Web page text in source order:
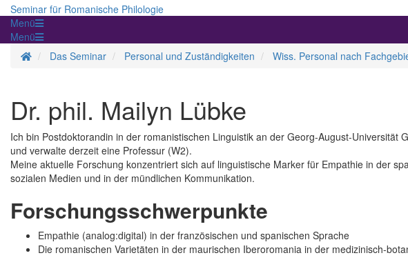
Seminar für Romanische Philologie
Menü
Menü
StartseiteDas Seminar Personal und Zuständigkeiten Wiss. Personal nach
Dr. phil. Mailyn Lübke
Ich bin Postdoktorandin in der romanistischen Linguistik an der Georg-August-Universität
und verwalte derzeit eine Professur (W2).
Meine aktuelle Forschung konzentriert sich auf linguistische Marker für Empathie in der
sozialen Medien und in der mündlichen Kommunikation.
Forschungsschwerpunkte
Empathie (analog:digital) in der französischen und spanischen Sprache
Die romanischen Varietäten in der maurischen Iberoromania in der medizinisch-